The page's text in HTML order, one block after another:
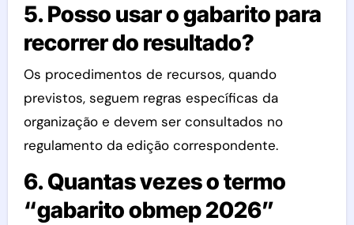
5. Posso usar o gabarito para
recorrer do resultado?
Os procedimentos de recursos, quando
previstos, seguem regras específicas da
organização e devem ser consultados no
regulamento da edição correspondente.
6. Quantas vezes o termo
“gabarito obmep 2026”